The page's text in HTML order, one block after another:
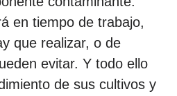
en tiempo de trabajo,
que realizar, o de
evitar. Y todo ello
de sus cultivos y